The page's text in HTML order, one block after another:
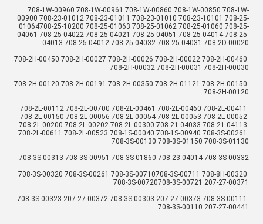
708-1W-00960 708-1W-00961 708-1W-00860 708-1W-00850 708-1W-
00900 708-23-01012 708-23-01011 708-23-01010 708-23-10101 708-25-
01064708-25-10200 708-25-01063 708-25-01062 708-25-01060 708-25-
04061 708-25-04022 708-25-04021 708-25-04051 708-25-04014 708-25-
04013 708-25-04012 708-25-04032 708-25-04031 708-2D-00020
708-2H-00450 708-2H-00027 708-2H-00026 708-2H-00022 708-2H-00460
708-2H-00032 708-2H-00031 708-2H-00030
708-2H-00120 708-2H-00191 708-2H-00350 708-2H-01121 708-2H-00150
708-2H-00120
708-2L-00112 708-2L-00700 708-2L-00461 708-2L-00460 708-2L-00411
708-2L-00150 708-2L-00056 708-2L-00054 708-2L-00053 708-2L-00052
708-2L-00200 708-2L-00202 708-2L-00300 708-21-04033 708-21-04113
708-2L-00611 708-2L-00523 708-1S-00040 708-1S-00940 708-3S-00261
708-3S-00130 708-3S-01150 708-3S-01130
708-3S-00313 708-3S-00951 708-3S-01860 708-23-04014 708-3S-00332
708-3S-00320 708-3S-00261 708-3S-00710708-3S-00711 708-8H-00320
708-3S-00720708-3S-00721 207-27-00371
708-3S-00323 207-27-00372 708-3S-00303 207-27-00373 708-3S-00111
708-3S-00110 207-27-00441